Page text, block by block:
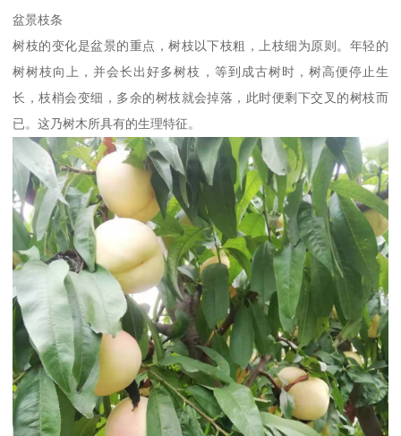
盆景枝条
树枝的变化是盆景的重点，树枝以下枝粗，上枝细为原则。年轻的
树树枝向上，并会长出好多树枝，等到成古树时，树高便停止生
长，枝梢会变细，多余的树枝就会掉落，此时便剩下交叉的树枝而
已。这乃树木所具有的生理特征。